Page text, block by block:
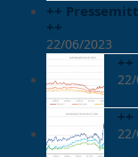
++
++
22/06/2023